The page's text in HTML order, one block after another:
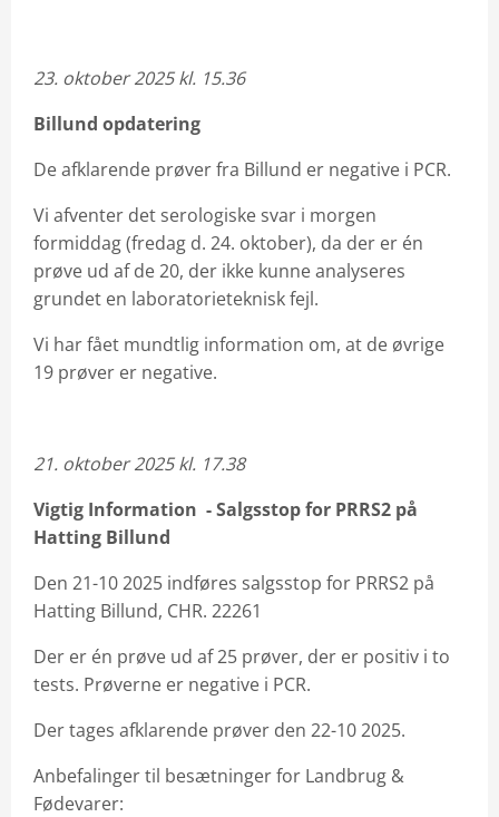
23. oktober 2025 kl. 15.36
Billund opdatering
De afklarende prøver fra Billund er negative i PCR.
Vi afventer det serologiske svar i morgen
formiddag (fredag d. 24. oktober), da der er én
prøve ud af de 20, der ikke kunne analyseres
grundet en laboratorieteknisk fejl.
Vi har fået mundtlig information om, at de øvrige
19 prøver er negative.
21. oktober 2025 kl. 17.38
Vigtig Information - Salgsstop for PRRS2 på
Hatting Billund
Den 21-10 2025 indføres salgsstop for PRRS2 på
Hatting Billund, CHR. 22261
Der er én prøve ud af 25 prøver, der er positiv i to
tests. Prøverne er negative i PCR.
Der tages afklarende prøver den 22-10 2025.
Anbefalinger til besætninger for Landbrug &
Fødevarer: